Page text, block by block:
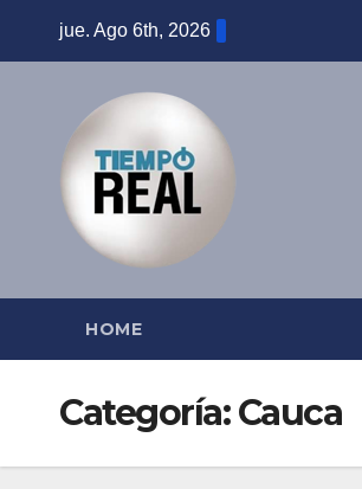
jue. Ago 6th, 2026
HOME
Categoría:Cauca